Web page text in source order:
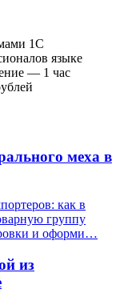
1С
языке
— 1 час
меха в
как в
группу
и оформи…
из